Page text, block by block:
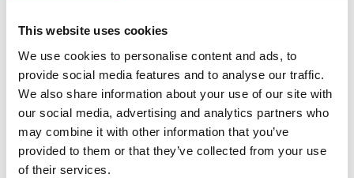
This website uses cookies
We use cookies to personalise content and ads, to
provide social media features and to analyse our traffic.
We also share information about your use of our site with
our social media, advertising and analytics partners who
may combine it with other information that you’ve
provided to them or that they’ve collected from your use
of their services.
Produkt Anzahl: Gib den
Stk IN DEN WARENKORB
Produktnummer:PCL-l-sw